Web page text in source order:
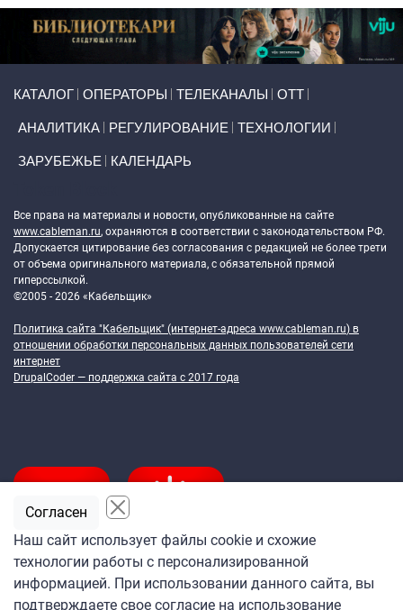
КАТАЛОГ ОПЕРАТОРЫ ТЕЛЕКАНАЛЫ ОТТ
АНАЛИТИКА РЕГУЛИРОВАНИЕ ТЕХНОЛОГИИ
ЗАРУБЕЖЬЕ КАЛЕНДАРЬ
Все права на материалы и новости, опубликованные на сайте
www.cableman.ru, охраняются в соответствии с законодательством РФ.
Допускается цитирование без согласования с редакцией не более трети
от объема оригинального материала, с обязательной прямой
гиперссылкой.
©2005 - 2026 «Кабельщик»
Политика сайта "Кабельщик" (интернет-адреса www.cableman.ru) в
отношении обработки персональных данных пользователей сети
интернет
DrupalCoder — поддержка сайта c 2017 года
Подпишитесь
на ежедневную рассылку
Наш сайт использует файлы cookie и схожие
технологии работы с персонализированной
информацией. При использовании данного сайта, вы
подтверждаете свое согласие на использование
Согласен